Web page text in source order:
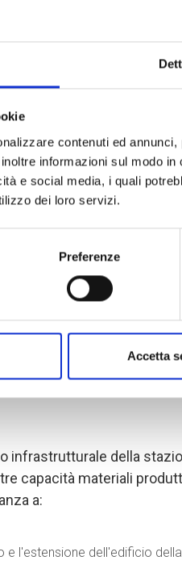
contenuti ed
informazioni sul modo
e social media, i quali
dei loro servizi.
Preferenze
Accetta
PARFEC operante su tre
nuovissima creazione
di Bimbo, Bangui;
di base
e veterinario;
di piccoli allevatori tra
di genitori migliorati che
rappresentante ANEP
COOPI ha dotato
parentale per la
giovane ad alto
PAPEUR, gli
di rispettare le
che ricondurrebbe le
iniziale della
infrastrutturale della
capacità materiali
a:
e l'estensione dell'edificio